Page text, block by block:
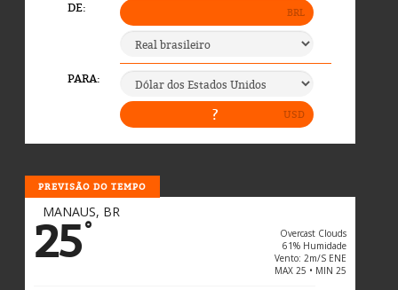
PREVISÃO DO TEMPO
MANAUS, BR
25°
Overcast Clouds
61% Humidade
Vento: 2m/s ENE
MAX 25 • MIN 25